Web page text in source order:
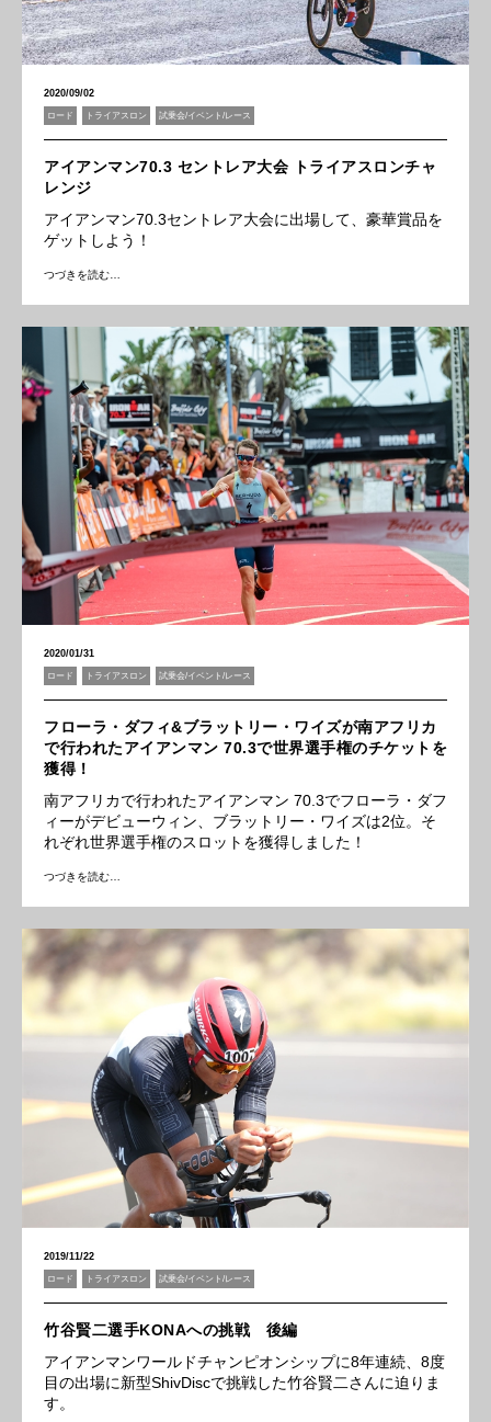
2020/09/02
ロード トライアスロン 試乗会/イベント/レース
アイアンマン70.3 セントレア大会 トライアスロンチャ
レンジ
アイアンマン70.3セントレア大会に出場して、豪華賞品を
ゲットしよう！
つづきを読む…
2020/01/31
ロード トライアスロン 試乗会/イベント/レース
フローラ・ダフィ&ブラットリー・ワイズが南アフリカ
で行われたアイアンマン 70.3で世界選手権のチケットを
獲得！
南アフリカで行われたアイアンマン 70.3でフローラ・ダフ
ィーがデビューウィン、ブラットリー・ワイズは2位。そ
れぞれ世界選手権のスロットを獲得しました！
つづきを読む…
2019/11/22
ロード トライアスロン 試乗会/イベント/レース
竹谷賢二選手KONAへの挑戦 後編
アイアンマンワールドチャンピオンシップに8年連続、8度
目の出場に新型ShivDiscで挑戦した竹谷賢二さんに迫りま
す。